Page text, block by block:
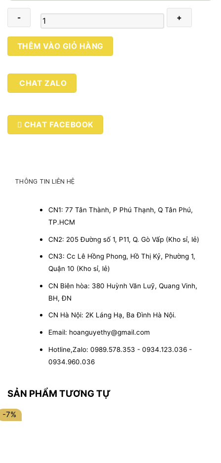
t'aime
số
lượng
THÊM VÀO GIỎ HÀNG
CHAT ZALO
CHAT FACEBOOK
THÔNG TIN LIÊN HỆ
CN1: 77 Tân Thành, P Phú Thạnh, Q Tân Phú,
TP.HCM
CN2: 205 Đường số 1, P11, Q. Gò Vấp (Kho sỉ, lẻ)
CN3: Cc Lê Hồng Phong, Hồ Thị Kỷ, Phường 1,
Quận 10 (Kho sỉ, lẻ)
CN Biên hòa: 380 Huỳnh Văn Luỹ, Quang Vinh,
BH, ĐN
CN Hà Nội: 2K Láng Hạ, Ba Đình Hà Nội.
Email: hoanguyethy@gmail.com
Hotline,Zalo: 0989.578.353 - 0934.123.036 -
0934.960.036
SẢN PHẨM TƯƠNG TỰ
-7%